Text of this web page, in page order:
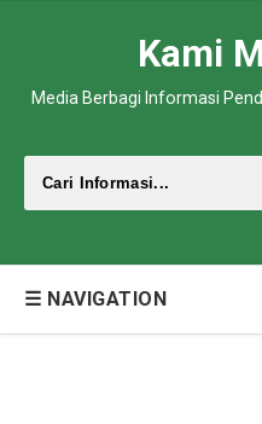
Kami
Media Berbagi Informasi
☰ NAVIGATION